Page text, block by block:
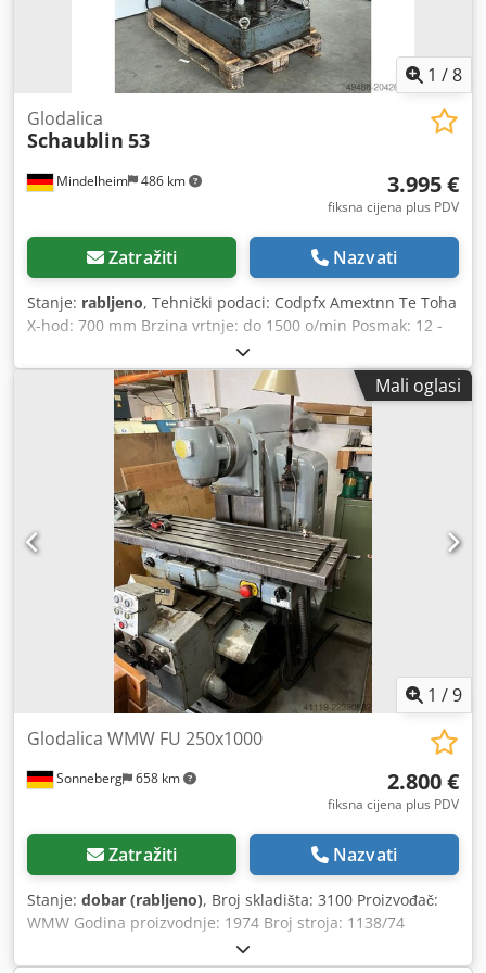
1 /8
Mindelheim 486 km
Glodalica
Schaublin 53
3.995 €
fiksna cijena plus PDV
Zatražiti Nazvati
Stanje: rabljeno, Tehnički podaci: Codpfx Amextnn Te Toha
X-hod: 700 mm Brzina vrtnje: do 1500 o/min Posmak: 12 -
1000 mm/min Veličina stola: 1100 x 250 mm Glava
zakretna: da Dimenzije, cca: 1750 x 1600 x 1850 mm
Težina, cca: 1900 kg
Mali oglasi
1 /9
Sonneberg 658 km
Glodalica WMW FU 250x1000
2.800 €
fiksna cijena plus PDV
Zatražiti Nazvati
Stanje: dobar (rabljeno), Broj skladišta: 3100 Proizvođač:
WMW Godina proizvodnje: 1974 Broj stroja: 1138/74
Tip/Model: FU 250x1000 Hodovi (samostalni) x-y-z: 800 -
190 - 360 mm Hodovi (ručni) x-y-z: 820 - 220 - 380 mm Stol: